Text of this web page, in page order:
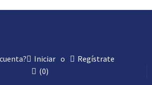
Iniciar o
Regístrate
(0)